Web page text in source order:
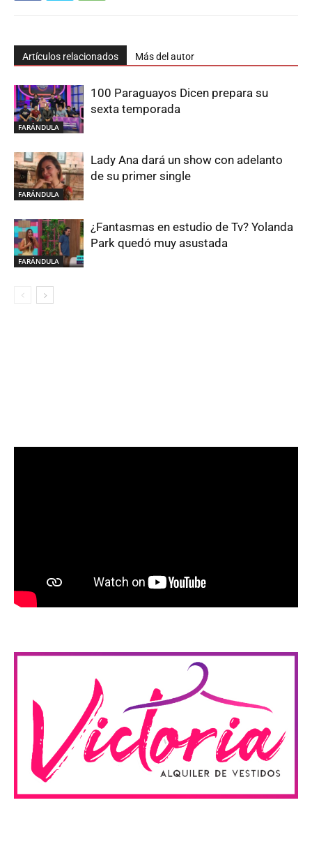
Artículos relacionados Más del autor
FARÁNDULA
100 Paraguayos Dicen prepara su
sexta temporada
FARÁNDULA
Lady Ana dará un show con adelanto
de su primer single
FARÁNDULA
¿Fantasmas en estudio de Tv? Yolanda
Park quedó muy asustada